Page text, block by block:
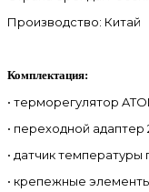
Производство: Китай
Комплектация:
• терморегулятор
• переходной адаптер
• датчик
• крепежные